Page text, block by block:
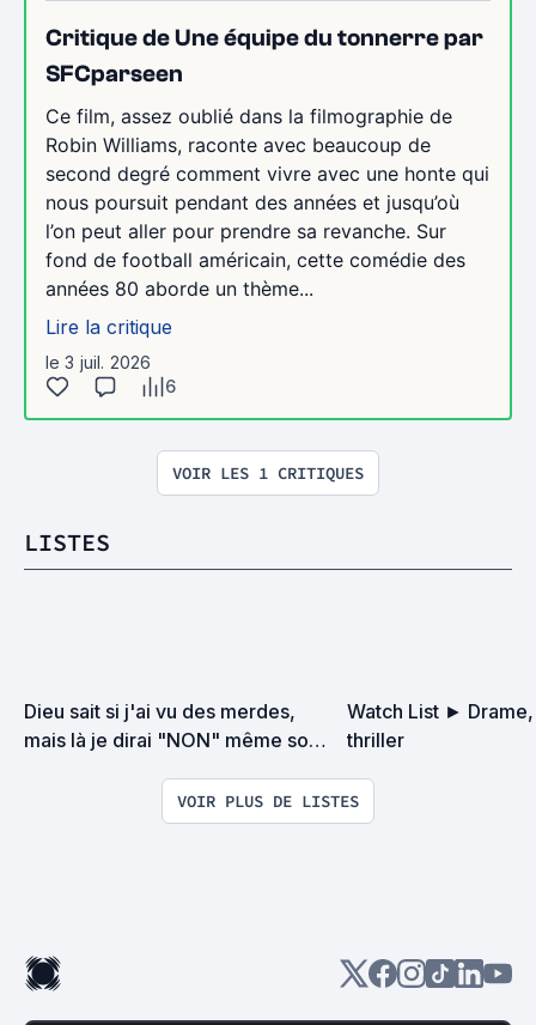
Critique de Une équipe du tonnerre par
SFCparseen
Ce film, assez oublié dans la filmographie de
Robin Williams, raconte avec beaucoup de
second degré comment vivre avec une honte qui
nous poursuit pendant des années et jusqu’où
l’on peut aller pour prendre sa revanche. Sur
fond de football américain, cette comédie des
années 80 aborde un thème...
Lire la critique
le 3 juil. 2026
6
VOIR LES 1 CRITIQUES
LISTES
Dieu sait si j'ai vu des merdes,
mais là je dirai "NON" même sous
Watch List ►
thriller
VOIR PLUS DE LISTES